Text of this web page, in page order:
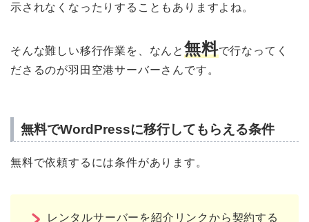
示されなくなったりすることもありますよね。
そんな難しい移行作業を、なんと 無料で行なってく
ださるのが羽田空港サーバーさんです。
無料でWordPressに移行してもらえる条件
無料で依頼するには条件があります。
レンタルサーバーを紹介リンクから契約する